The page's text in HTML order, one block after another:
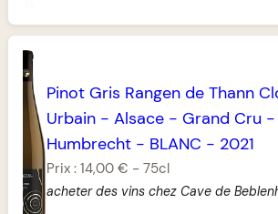
Pinot Gris Rangen de Thann
Urbain- Alsace- Grand Cru -
Humbrecht- BLANC - 2021
Prix : 14,00 € - 75cl
acheter des vins chez Cave de